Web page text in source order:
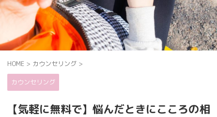
HOME > カウンセリング >
カウンセリング
【気軽に無料で】悩んだときにこころの相